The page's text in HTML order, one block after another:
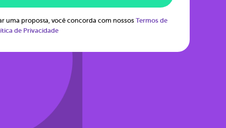
uma proposta, você concorda com nossos Termos de
de Privacidade